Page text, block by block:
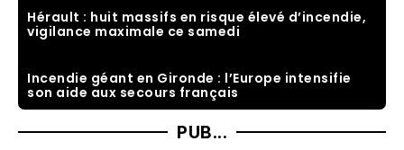
Hérault : huit massifs en risque élevé d’incendie,
vigilance maximale ce samedi
Incendie géant en Gironde : l’Europe intensifie
son aide aux secours français
PUB...